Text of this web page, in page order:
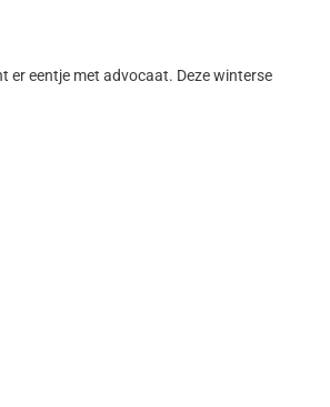
er eentje met advocaat. Deze winterse